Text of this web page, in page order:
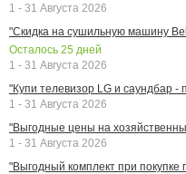
1 - 31 Августа 2026
"Скидка на сушильную машину
Осталось 25 дней
1 - 31 Августа 2026
"Купи телевизор LG и саундбар -
1 - 31 Августа 2026
"Выгодные цены на
1 - 31 Августа 2026
"Выгодный комплект при покупке